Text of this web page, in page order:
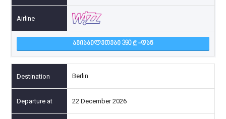
ᲐᲕᲘᲐᲑᲘᲚᲔᲗᲔᲑᲘ 390 -ᲓᲐᲜ
Berlin
22 December 2026